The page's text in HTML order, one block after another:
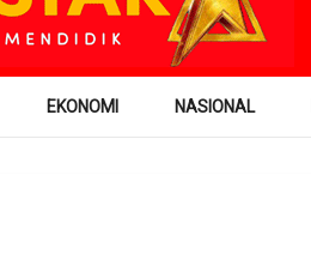
EKONOMI NASIONAL